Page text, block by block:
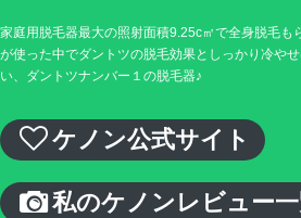
家庭用脱毛器最大の照射面積9.25c㎡で全身脱毛も
が使った中でダントツの脱毛効果としっかり冷や
い、ダントツナンバー１の脱毛器♪
ケノン公式サイト
私のケノンレビュー